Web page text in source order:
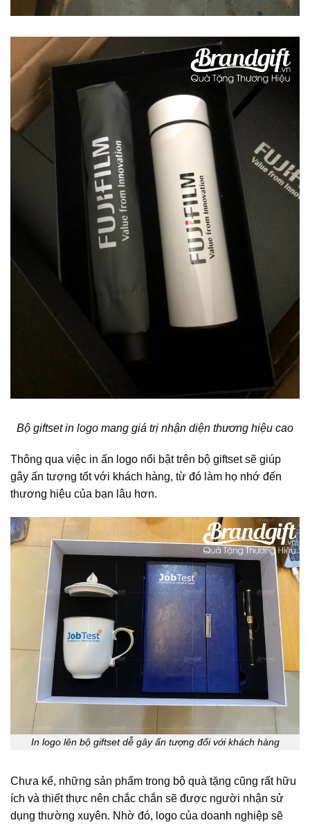
Bộ giftset in logo mang giá trị nhận diện thương hiệu cao
Thông qua việc in ấn logo nổi bật trên bộ giftset sẽ giúp
gây ấn tượng tốt với khách hàng, từ đó làm họ nhớ đến
thương hiệu của bạn lâu hơn.
In logo lên bộ giftset dễ gây ấn tượng đối với khách hàng
Chưa kể, những sản phẩm trong bộ quà tặng cũng rất hữu
ích và thiết thực nên chắc chắn sẽ được người nhận sử
dụng thường xuyên. Nhờ đó, logo của doanh nghiệp sẽ